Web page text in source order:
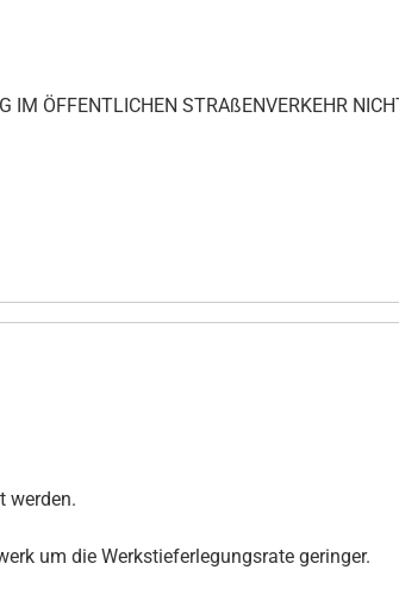
ÖFFENTLICHEN STRAßENVERKEHR
werden.
um die Werkstieferlegungsrate geringer.